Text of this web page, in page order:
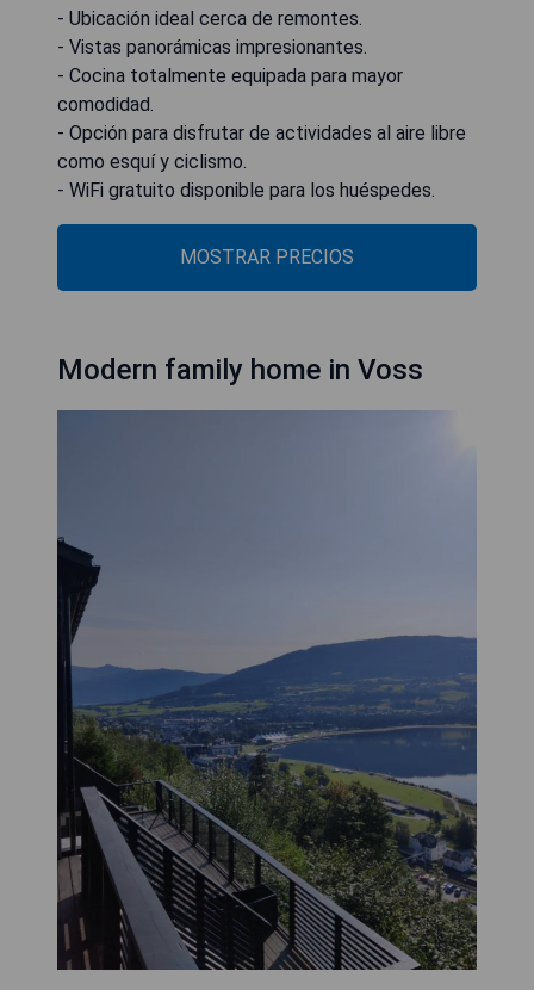
- Ubicación ideal cerca de remontes.
- Vistas panorámicas impresionantes.
- Cocina totalmente equipada para mayor
comodidad.
- Opción para disfrutar de actividades al aire libre
como esquí y ciclismo.
- WiFi gratuito disponible para los huéspedes.
MOSTRAR PRECIOS
Modern family home in Voss